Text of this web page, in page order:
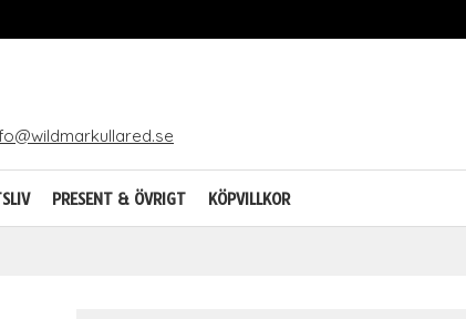
PRESENT & ÖVRIGT KÖPVILLKOR